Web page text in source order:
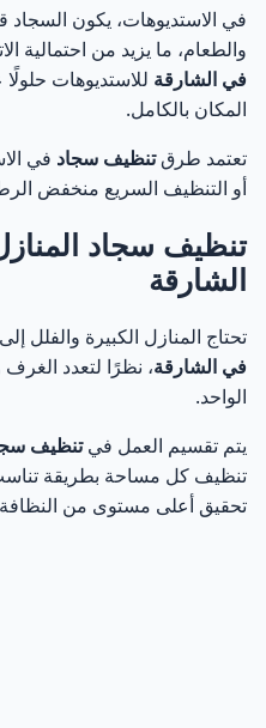
في الاستديوهات، يكون السجاد
والطعام، ما يزيد من احتمالية
في الشارقة للاستديوهات
المكان بالكامل.
تعتمد طرقتنظيف سجاد في
أو التنظيف السريع منخفض
تنظيف سجاد
الشارقة
تحتاج المنازل الكبيرة
في الشارقة، نظرًا لتعدد الغرف
الواحد.
يتم تقسيم العمل فيتنظيف
تنظيف كل مساحة بطريقة
تحقيق أعلى مستوى من النظافة